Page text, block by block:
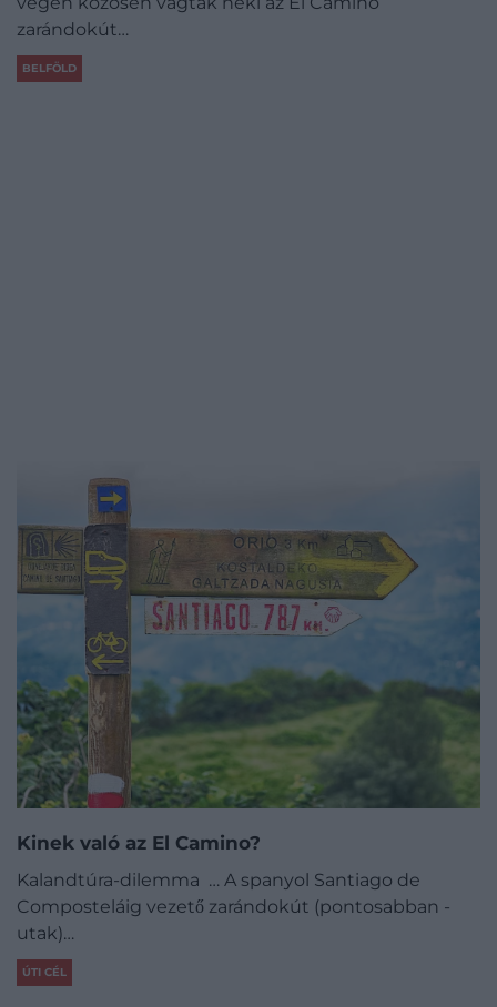
zarándokút…
BELFÖLD
Kinek való az El Camino?
Kalandtúra-dilemma … A spanyol Santiago de
Composteláig vezető zarándokút (pontosabban -
utak)…
ÚTI CÉL